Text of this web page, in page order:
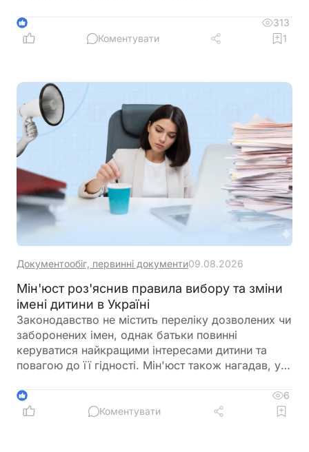
1
313
Коментувати
1
Документообіг, первинні документи09.08.2026
Мін'юст роз'яснив правила вибору та зміни
імені дитини в Україні
Законодавство не містить переліку дозволених чи
заборонених імен, однак батьки повинні
керуватися найкращими інтересами дитини та
повагою до її гідності. Мін'юст також нагадав, у
дитини
1
6
Коментувати